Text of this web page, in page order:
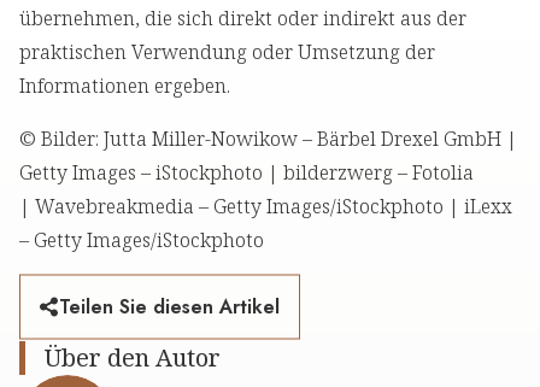
übernehmen, die sich direkt oder indirekt aus der
praktischen Verwendung oder Umsetzung der
Informationen ergeben.
© Bilder: Jutta Miller-Nowikow – Bärbel Drexel GmbH |
Getty Images – iStockphoto | bilderzwerg – Fotolia
| Wavebreakmedia – Getty Images/iStockphoto | iLexx
– Getty Images/iStockphoto
Teilen Sie diesen Artikel
Über den Autor